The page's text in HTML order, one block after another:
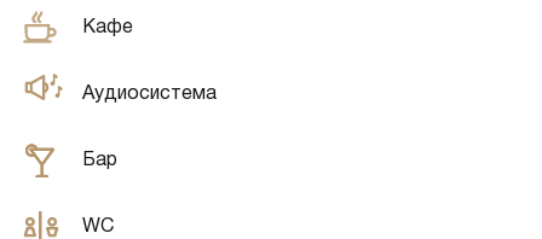
Кафе
Аудиосистема
Бар
WC